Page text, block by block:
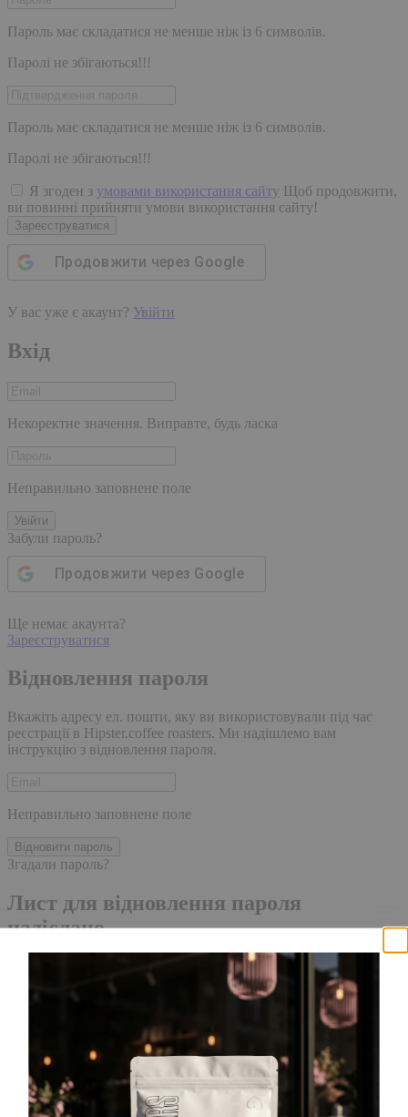
Пароль має складатися не менше ніж із 6 символів.
Паролі не збігаються!!!
Пароль має складатися не менше ніж із 6 символів.
Паролі не збігаються!!!
Я згоден з умовами використання сайту Щоб продовжити,
ви повинні прийняти умови використання сайту!
Зареєструватися
Продовжити через Google
У вас уже є акаунт? Увійти
Вхід
Некоректне значення. Виправте, будь ласка
Неправильно заповнене поле
Увійти
Забули пароль?
Продовжити через Google
Ще немає акаунта?
Зареєструватися
Відновлення пароля
Вкажіть адресу ел. пошти, яку ви використовували під час
реєстрації в Hipster.coffee roasters. Ми надішлемо вам
інструкцію з відновлення пароля.
Неправильно заповнене поле
Відновити пароль
Згадали пароль?
Лист для відновлення пароля
надіслано.
Лист із посиланням для скидання пароля було надіслано на
адресу електронної пошти, прив'язану до вашого облікового
запису, доставка повідомлення може зайняти кілька хвилин.
Будь ласка, зачекайте щонайменше 10 хвилин, перш ніж
ініціювати ще один запит.
Акаунт створено
Для завершення реєстрації, перейдіть за посиланням у листі,